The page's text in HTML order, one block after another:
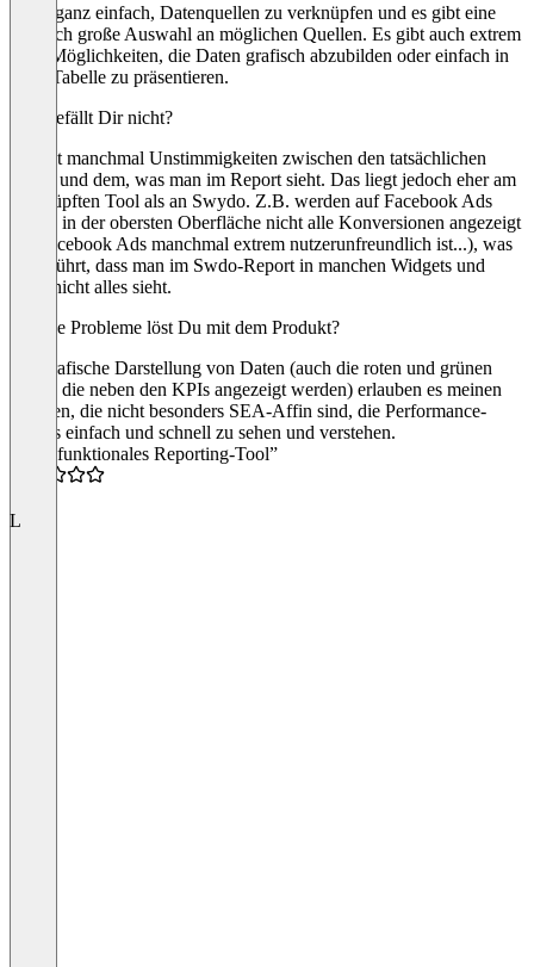
Es ist ganz einfach, Datenquellen zu verknüpfen und es gibt eine
ziemlich große Auswahl an möglichen Quellen. Es gibt auch extrem
viele Möglichkeiten, die Daten grafisch abzubilden oder einfach in
einer Tabelle zu präsentieren.
Was gefällt Dir nicht?
Es gibt manchmal Unstimmigkeiten zwischen den tatsächlichen
Daten und dem, was man im Report sieht. Das liegt jedoch eher am
verknüpften Tool als an Swydo. Z.B. werden auf Facebook Ads
häufig in der obersten Oberfläche nicht alle Konversionen angezeigt
(da Facebook Ads manchmal extrem nutzerunfreundlich ist...), was
dazu führt, dass man im Swdo-Report in manchen Widgets und
KPIs nicht alles sieht.
Welche Probleme löst Du mit dem Produkt?
Die grafische Darstellung von Daten (auch die roten und grünen
Pfeile, die neben den KPIs angezeigt werden) erlauben es meinen
Kunden, die nicht besonders SEA-Affin sind, die Performance-
Trends einfach und schnell zu sehen und verstehen.
“Sehr funktionales Reporting-Tool”
L